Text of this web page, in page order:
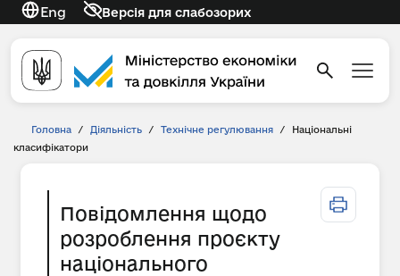
Eng Версія для слабозорих
Головна / Діяльність / Технічне регулювання /
Національні
класифікатори
Повідомлення щодо
розроблення проєкту
національного